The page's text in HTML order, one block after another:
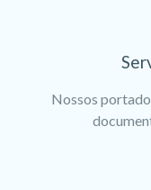
Nossos